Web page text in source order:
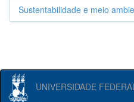
Sustentabilidade e meio
UNIVERSIDADE